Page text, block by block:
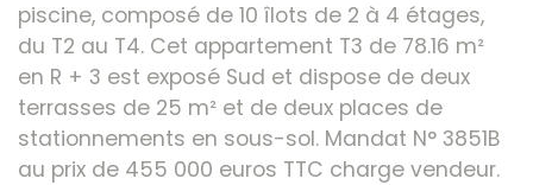
piscine, composé de 10 îlots de 2 à 4 étages,
du T2 au T4. Cet appartement T3 de 78.16 m²
en R + 3 est exposé Sud et dispose de deux
terrasses de 25 m² et de deux places de
stationnements en sous-sol. Mandat N° 3851B
au prix de 455 000 euros TTC charge vendeur.